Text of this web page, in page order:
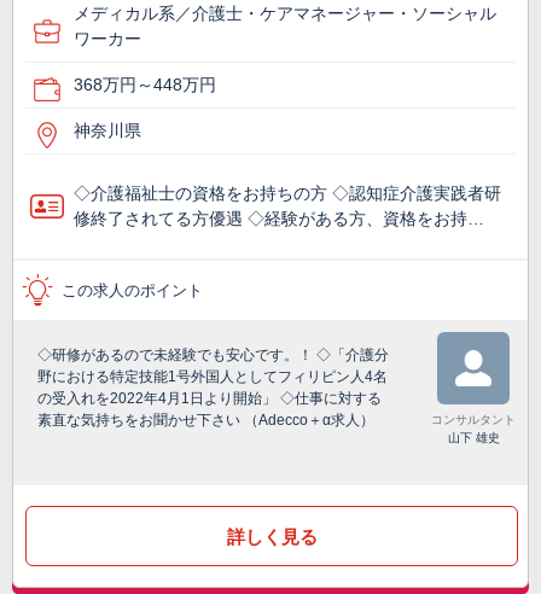
メディカル系／介護士・ケアマネージャー・ソーシャル
ワーカー
368万円～448万円
神奈川県
◇介護福祉士の資格をお持ちの方 ◇認知症介護実践者研
修終了されてる方優遇 ◇経験がある方、資格をお持…
この求人のポイント
◇研修があるので未経験でも安心です。！ ◇「介護分
野における特定技能1号外国人としてフィリピン人4名
の受入れを2022年4月1日より開始」 ◇仕事に対する
素直な気持ちをお聞かせ下さい （Adecco＋α求人）
コンサルタント
山下 雄史
詳しく見る